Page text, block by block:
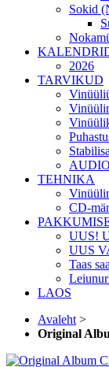
Sokid
2026
TARVIKUD
TEHNIKA
CD-
UUS!
UUS
Taas
LAOS
Avaleht >
Original